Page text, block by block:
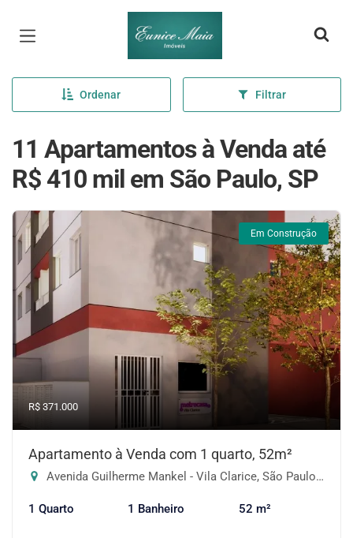
Página inicial
Ordenar Filtrar
11 Apartamentos à Venda até
R$ 410 mil em São Paulo, SP
Em Construção
R$ 371.000
Apartamento à Venda com 1 quarto, 52m²
Avenida Guilherme Mankel - Vila Clarice, São Paulo-SP
1 Quarto 1 Banheiro 52 m²